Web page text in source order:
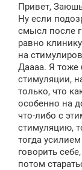
Привет,
Ну если
смысл после
равно
на
Даааа. Я тоже
стимуляции,
только, что
особенно на
что-либо с
стимуляцию,
тогда
говорить
потом